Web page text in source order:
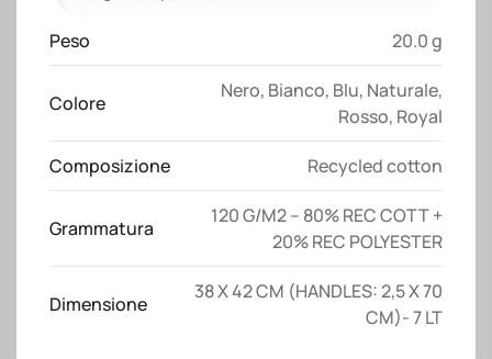
g/m2,
manici
lunghi
quantità
Peso 20.0 g
Colore
Nero, Bianco, Blu, Naturale,
Rosso, Royal
Composizione Recycled cotton
Grammatura
120 G/M2 – 80% REC COTT +
20% REC POLYESTER
Dimensione
38 X 42 CM (HANDLES: 2,5 X 70
CM)- 7 LT